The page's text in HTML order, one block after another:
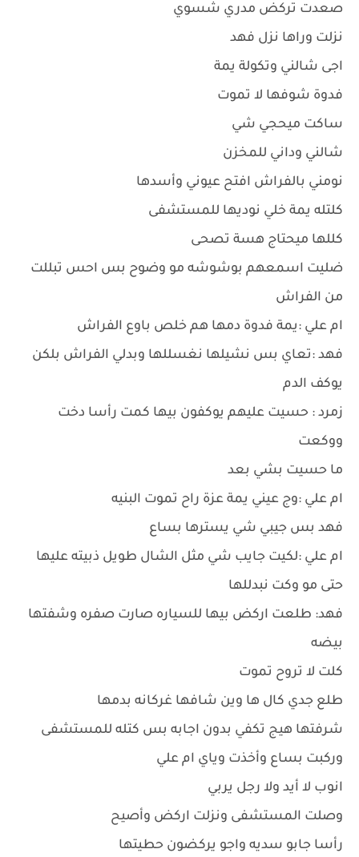
صعدت تركض مدري شسوي
نزلت وراها نزل فهد
اجى شالني وتكولة يمة
فدوة شوفها لا تموت
ساكت ميحجي شي
شالني وداني للمخزن
نومني بالفراش افتح عيوني وأسدها
كلتله يمة خلي نوديها للمستشفى
كللها ميحتاج هسة تصحى
ضليت اسمعهم بوشوشه مو وضوح بس احس تبللت
من الفراش
ام علي :يمة فدوة دمها هم خلص باوع الفراش
فهد :تعاي بس نشيلها نغسللها وبدلي الفراش بلكن
يوكف الدم
زمرد : حسيت عليهم يوكفون بيها كمت رأسا دخت
ووكعت
ما حسيت بشي بعد
ام علي :وج عيني يمة عزة راح تموت البنيه
فهد بس جيبي شي يسترها بساع
ام علي :لكيت جايب شي مثل الشال طويل ذبيته عليها
حتى مو وكت نبدللها
فهد: طلعت اركض بيها للسياره صارت صفره وشفتها
بيضه
كلت لا تروح تموت
طلع جدي كال ها وين شافها غركانه بدمها
شرفتها هيج تكفي بدون اجابه بس كتله للمستشفى
وركبت بساع وأخذت وياي ام علي
انوب لا أيد ولا رجل يربي
وصلت المستشفى ونزلت اركض وأصيح
رأسا جابو سديه واجو يركضون حطيتها